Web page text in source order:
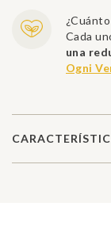
Cada
una
Ogni